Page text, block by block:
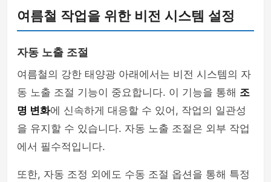
여름철 작업을 위한 비전 시스템 설정
자동 노출 조절
여름철의 강한 태양광 아래에서는 비전 시스템의 자
동 노출 조절 기능이 중요합니다. 이 기능을 통해 조
명 변화에 신속하게 대응할 수 있어, 작업의 일관성
을 유지할 수 있습니다. 자동 노출 조절은 외부 작업
에서 필수적입니다.
또한, 자동 조정 외에도 수동 조절 옵션을 통해 특정